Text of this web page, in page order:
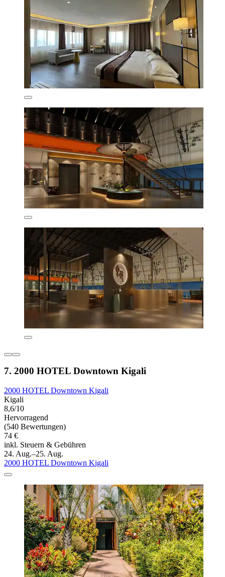
7. 2000 HOTEL Downtown Kigali
2000 HOTEL Downtown Kigali
Kigali
8,6/10
Hervorragend
(540 Bewertungen)
74 €
inkl. Steuern & Gebühren
24. Aug.–25. Aug.
2000 HOTEL Downtown Kigali